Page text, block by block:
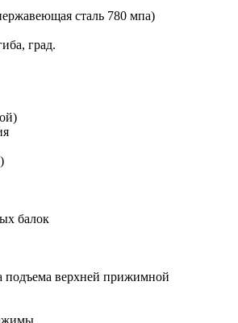
сталь 780 мпа)
град.
балок
подъема верхней прижимной